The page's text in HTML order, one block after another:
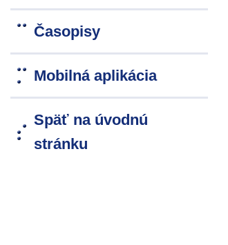
Časopisy
Mobilná aplikácia
Späť na úvodnú
stránku